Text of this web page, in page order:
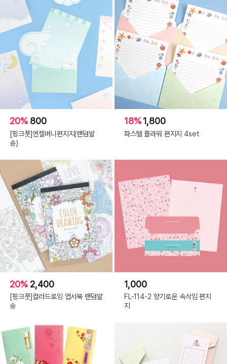
20% 800
[핑크풋]엔젤버니편지지(랜덤발
송)
18%1,800
파스텔 플라워 편지지 4set
20% 2,400
[핑크풋]컬러드로잉 엽서북 랜덤발
송
1,000
FL-114-2 향기로운 속삭임 편지
지